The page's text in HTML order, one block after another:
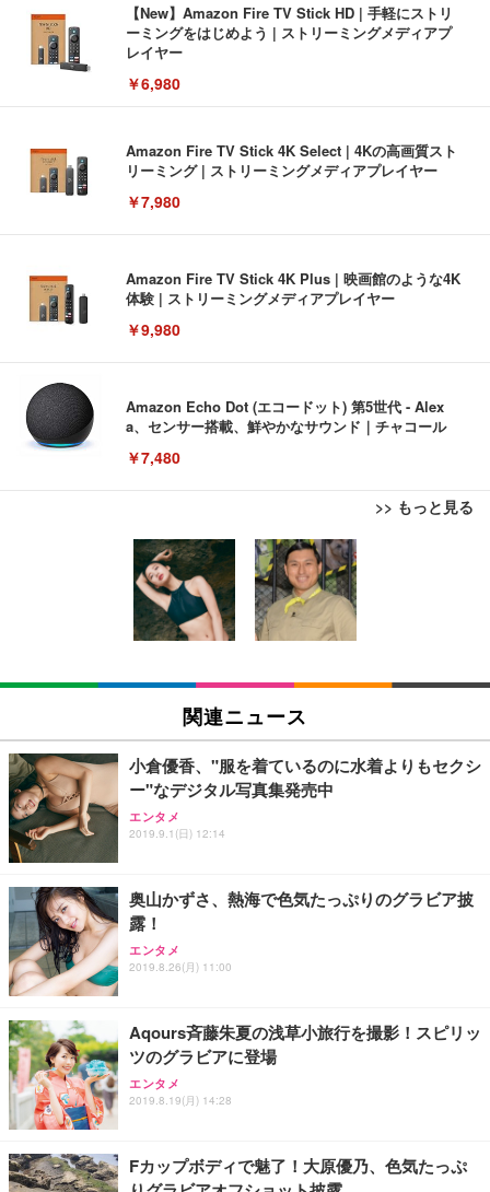
【New】Amazon Fire TV Stick HD | 手軽にストリ
ーミングをはじめよう | ストリーミングメディアプ
レイヤー
￥6,980
Amazon Fire TV Stick 4K Select | 4Kの高画質スト
リーミング | ストリーミングメディアプレイヤー
￥7,980
Amazon Fire TV Stick 4K Plus | 映画館のような4K
体験 | ストリーミングメディアプレイヤー
￥9,980
Amazon Echo Dot (エコードット) 第5世代 - Alex
a、センサー搭載、鮮やかなサウンド｜チャコール
￥7,480
>> もっと見る
[EdoErgo] オフィスチェア 椅子 テレワーク 疲れな
い 跳ね上げ式アームレスト コンパクト 約105度ロッ
キング pc 事務椅子 360度回転 座面昇降 強化ナイロ
ン樹脂ベース 通気性メッシュ 在宅ワーク H-WY01
(黒網+黒枠+黒足)
￥5,699
SIHOO B100 オフィスチェア／デスクチェア メッシ
ュチェア 人間工学 疲れない ブラック
￥27,999
Sezlife オフィスチェア デスクチェア 疲れない テレ
ワーク チェア 強化バックレスト 30度ロッキング機
能 人間工学 椅子 腰サポート 90度跳ね上げ式アーム
務用 おしゃれ パソコンチェア (ブラック)
Sezlife オフィスチェア デスクチェア 疲れない テレ
ワーク チェア 強化バックレスト 30度ロッキング機
能 人間工学 椅子 腰サポート 90度跳ね上げ式アーム
務用 おしゃれ パソコンチェア (ホワイト)
ANDWINT オフィスチェア デスクチェア 肘なし メ
ッシュ 通気性 ランバーサポート付き 腰サポート ガ
ス圧無段階昇降 360度回転 キャスター付き コンパク
EIZO ビジネス向けプレミアムモニター | FlexScan
EV3240X-WT | 31.5型4K UHD・USB Type-C・ホワ
イト
￥105,595
EIZO ビジネス向けプレミアムモニター | FlexScan
￥109,572
【純正品】27"ゲーミングモニター DualSense 充電
フック付き（CFI-ZDM1J）
【整備済み品】Dell E2724HS 27インチ 液晶モニタ
ー フルHD（1920×1080）VA 非光沢 HDMI/DisplayP
ort/VGA スピーカー内蔵 高さ調整 スイベル VESA対
【MiniLED/24.5inch/280Hz/FHD】GRAPHT THE S
HOOTER Gaming Monitor 24” Essential ゲーミン
グモニター QD 24.5インチ 1ms FHD 量子ドット 残
Amazonベーシック ペットシーツ 薄型 レギュラー 1
回使い捨て 無香料 ホワイト 300枚
￥3,373
Amazonベーシック ペットシーツ 厚型 ワイド 42枚
x2袋(84枚) ホワイト(吸収面:ライトブルー)
￥3,234
ネオ・ルーライフ ネオ・オムツ L 中型犬用 26枚入
り 単品
Smart Basic(スマートベーシック) 【Amazon.co.jp
限定】 Smart Basic アイリスオーヤマ ペットシーツ
超厚型 お徳用 ワイド 100枚入 (x 1) (ケース販売)
アイリスオーヤマ ペットシーツ 超厚型 お徳用 レギ
ュラー 200枚入【Amazon.co.jp限定】
関連ニュース
小倉優香、"服を着ているのに水着よりもセクシ
ー"なデジタル写真集発売中
エンタメ
2019.9.1(日) 12:14
奥山かずさ、熱海で色気たっぷりのグラビア披
露！
エンタメ
2019.8.26(月) 11:00
Aqours斉藤朱夏の浅草小旅行を撮影！スピリッ
ツのグラビアに登場
エンタメ
2019.8.19(月) 14:28
Fカップボディで魅了！大原優乃、色気たっぷ